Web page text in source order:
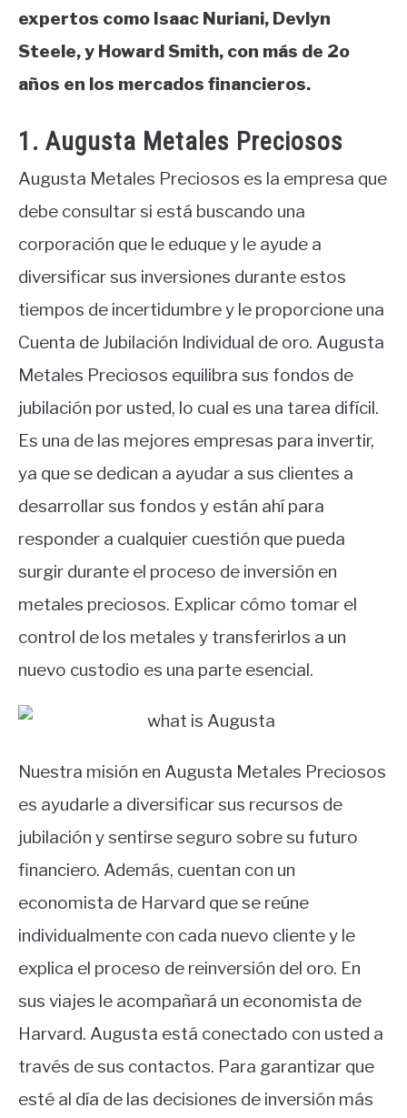
expertos como Isaac Nuriani, Devlyn
Steele, y Howard Smith, con más de 2o
años en los mercados financieros.
1. Augusta Metales Preciosos
Augusta Metales Preciosos es la empresa que
debe consultar si está buscando una
corporación que le eduque y le ayude a
diversificar sus inversiones durante estos
tiempos de incertidumbre y le proporcione una
Cuenta de Jubilación Individual de oro. Augusta
Metales Preciosos equilibra sus fondos de
jubilación por usted, lo cual es una tarea difícil.
Es una de las mejores empresas para invertir,
ya que se dedican a ayudar a sus clientes a
desarrollar sus fondos y están ahí para
responder a cualquier cuestión que pueda
surgir durante el proceso de inversión en
metales preciosos. Explicar cómo tomar el
control de los metales y transferirlos a un
nuevo custodio es una parte esencial.
Nuestra misión en Augusta Metales Preciosos
es ayudarle a diversificar sus recursos de
jubilación y sentirse seguro sobre su futuro
financiero. Además, cuentan con un
economista de Harvard que se reúne
individualmente con cada nuevo cliente y le
explica el proceso de reinversión del oro. En
sus viajes le acompañará un economista de
Harvard. Augusta está conectado con usted a
través de sus contactos. Para garantizar que
esté al día de las decisiones de inversión más